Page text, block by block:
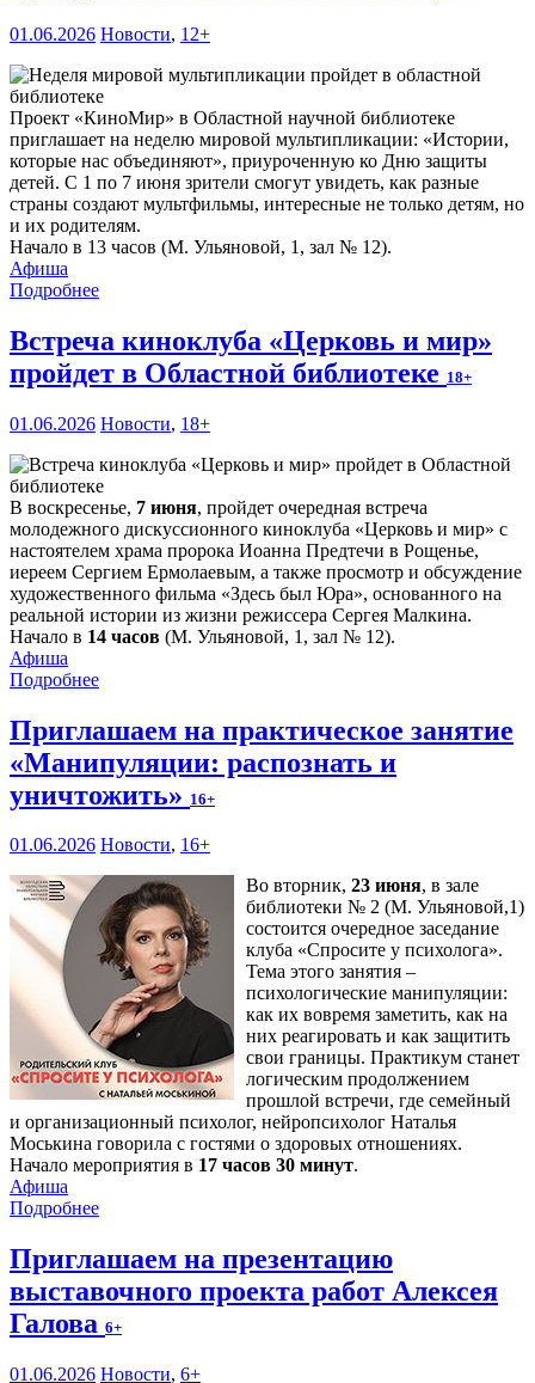
01.06.2026 Новости, 12+
Проект «КиноМир» в Областной научной библиотеке
приглашает на неделю мировой мультипликации: «Истории,
которые нас объединяют», приуроченную ко Дню защиты
детей. С 1 по 7 июня зрители смогут увидеть, как разные
страны создают мультфильмы, интересные не только детям, но
и их родителям.
Начало в 13 часов (М. Ульяновой, 1, зал № 12).
Афиша
Подробнее
Встреча киноклуба «Церковь и мир»
пройдет в Областной библиотеке 18+
01.06.2026 Новости, 18+
В воскресенье, 7 июня, пройдет очередная встреча
молодежного дискуссионного киноклуба «Церковь и мир» с
настоятелем храма пророка Иоанна Предтечи в Рощенье,
иереем Сергием Ермолаевым, а также просмотр и обсуждение
художественного фильма «Здесь был Юра», основанного на
реальной истории из жизни режиссера Сергея Малкина.
Начало в 14 часов (М. Ульяновой, 1, зал № 12).
Афиша
Подробнее
Приглашаем на практическое занятие
«Манипуляции: распознать и
уничтожить» 16+
01.06.2026 Новости, 16+
Во вторник, 23 июня, в зале
библиотеки № 2 (М. Ульяновой,1)
состоится очередное заседание
клуба «Спросите у психолога».
Тема этого занятия –
психологические манипуляции:
как их вовремя заметить, как на
них реагировать и как защитить
свои границы. Практикум станет
логическим продолжением
прошлой встречи, где семейный
и организационный психолог, нейропсихолог Наталья
Моськина говорила с гостями о здоровых отношениях.
Начало мероприятия в 17 часов 30 минут.
Афиша
Подробнее
Приглашаем на презентацию
выставочного проекта работ Алексея
Галова 6+
01.06.2026 Новости, 6+